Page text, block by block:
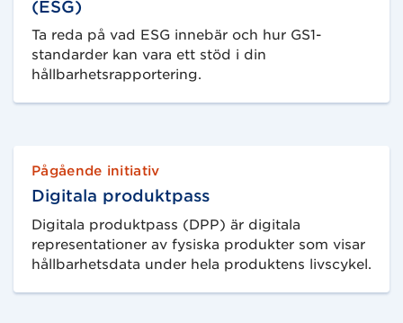
(ESG)
Ta reda på vad ESG innebär och hur GS1-
standarder kan vara ett stöd i din
hållbarhetsrapportering.
Pågående initiativ
Digitala produktpass
Digitala produktpass (DPP) är digitala
representationer av fysiska produkter som visar
hållbarhetsdata under hela produktens livscykel.